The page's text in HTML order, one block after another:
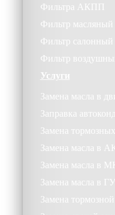
Фильтра АКПП
Фильтр масляный
Фильтр салонный
Фильтр
Услуги
Замена масла в
Заправка
Замена
Замена масла в
Замена масла в
Замена масла в
Замена